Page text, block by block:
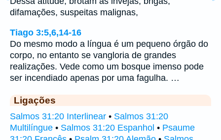
difamações, suspeitas malignas,
Tiago 3:5,6,14-16
Do mesmo modo a língua é um pequeno órgão do
corpo, no entanto se vangloria de grandes
realizações. Vede como um bosque imenso pode
ser incendiado apenas por uma fagulha. …
Ligações
Salmos 31:20 Interlinear • Salmos 31:20
Multilíngue • Salmos 31:20 Espanhol • Psaume